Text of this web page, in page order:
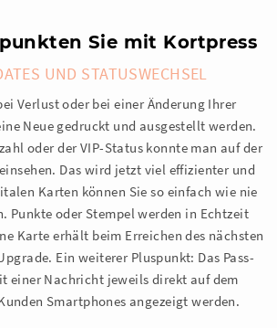
Sie mit Kortpress
UND STATUSWECHSEL
Verlust oder bei einer Änderung Ihrer
Neue gedruckt und ausgestellt werden.
oder der VIP-Status konnte man auf der
Das wird jetzt viel effizienter und
Karten können Sie so einfach wie nie
Punkte oder Stempel werden in Echtzeit
Karte erhält beim Erreichen des nächsten
Ein weiterer Pluspunkt: Das Pass-
einer Nachricht jeweils direkt auf dem
Smartphones angezeigt werden.